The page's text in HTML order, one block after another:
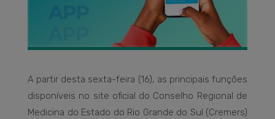
A partir desta sexta-feira (16), as principais funções
disponíveis no site oficial do Conselho Regional de
Medicina do Estado do Rio Grande do Sul (Cremers)